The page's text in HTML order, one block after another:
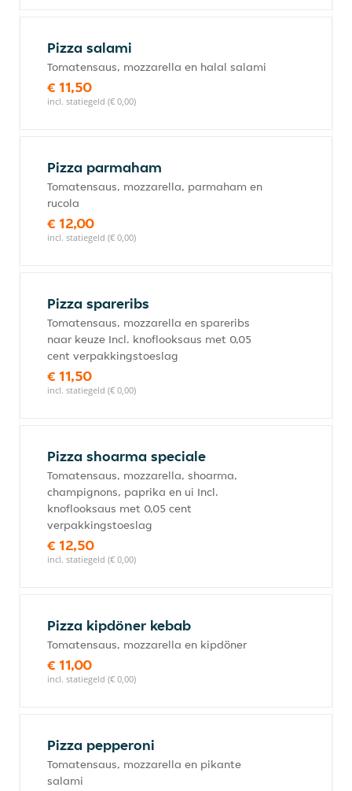
Pizza salami
Tomatensaus, mozzarella en halal salami
€ 11,50
incl. statiegeld (€ 0,00)
Pizza parmaham
Tomatensaus, mozzarella, parmaham en
rucola
€ 12,00
incl. statiegeld (€ 0,00)
Pizza spareribs
Tomatensaus, mozzarella en spareribs
naar keuze Incl. knoflooksaus met 0,05
cent verpakkingstoeslag
€ 11,50
incl. statiegeld (€ 0,00)
Pizza shoarma speciale
Tomatensaus, mozzarella, shoarma,
champignons, paprika en ui Incl.
knoflooksaus met 0,05 cent
verpakkingstoeslag
€ 12,50
incl. statiegeld (€ 0,00)
Pizza kipdöner kebab
Tomatensaus, mozzarella en kipdöner
€ 11,00
incl. statiegeld (€ 0,00)
Pizza pepperoni
Tomatensaus, mozzarella en pikante
salami